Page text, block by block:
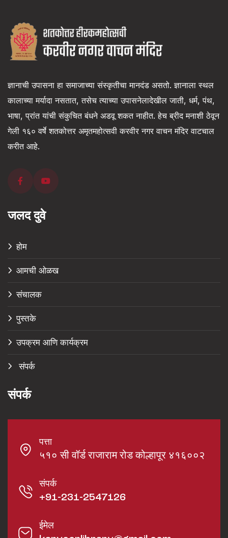
ज्ञानाची उपासना हा समाजाच्या संस्कृतीचा मानदंड असतो. ज्ञानाला स्थल
कालाच्या मर्यादा नसतात, तसेच त्याच्या उपासनेलादेखील जाती, धर्म, पंथ,
भाषा, प्रांत यांची संकुचित बंधने अडवू शकत नाहीत. हेच ब्रीद मनाशी ठेवून
गेली १६० वर्षे शतकोत्तर अमृतमहोत्सवी करवीर नगर वाचन मंदिर वाटचाल
करीत आहे.
जलद दुवे
होम
आमची ओळख
संचालक
पुस्तके
उपक्रम आणि कार्यक्रम
संपर्क
संपर्क
पत्ता
५१० सी वॉर्ड राजाराम रोड कोल्हापूर ४१६००२
संपर्क
+91-231-2547126
ईमेल